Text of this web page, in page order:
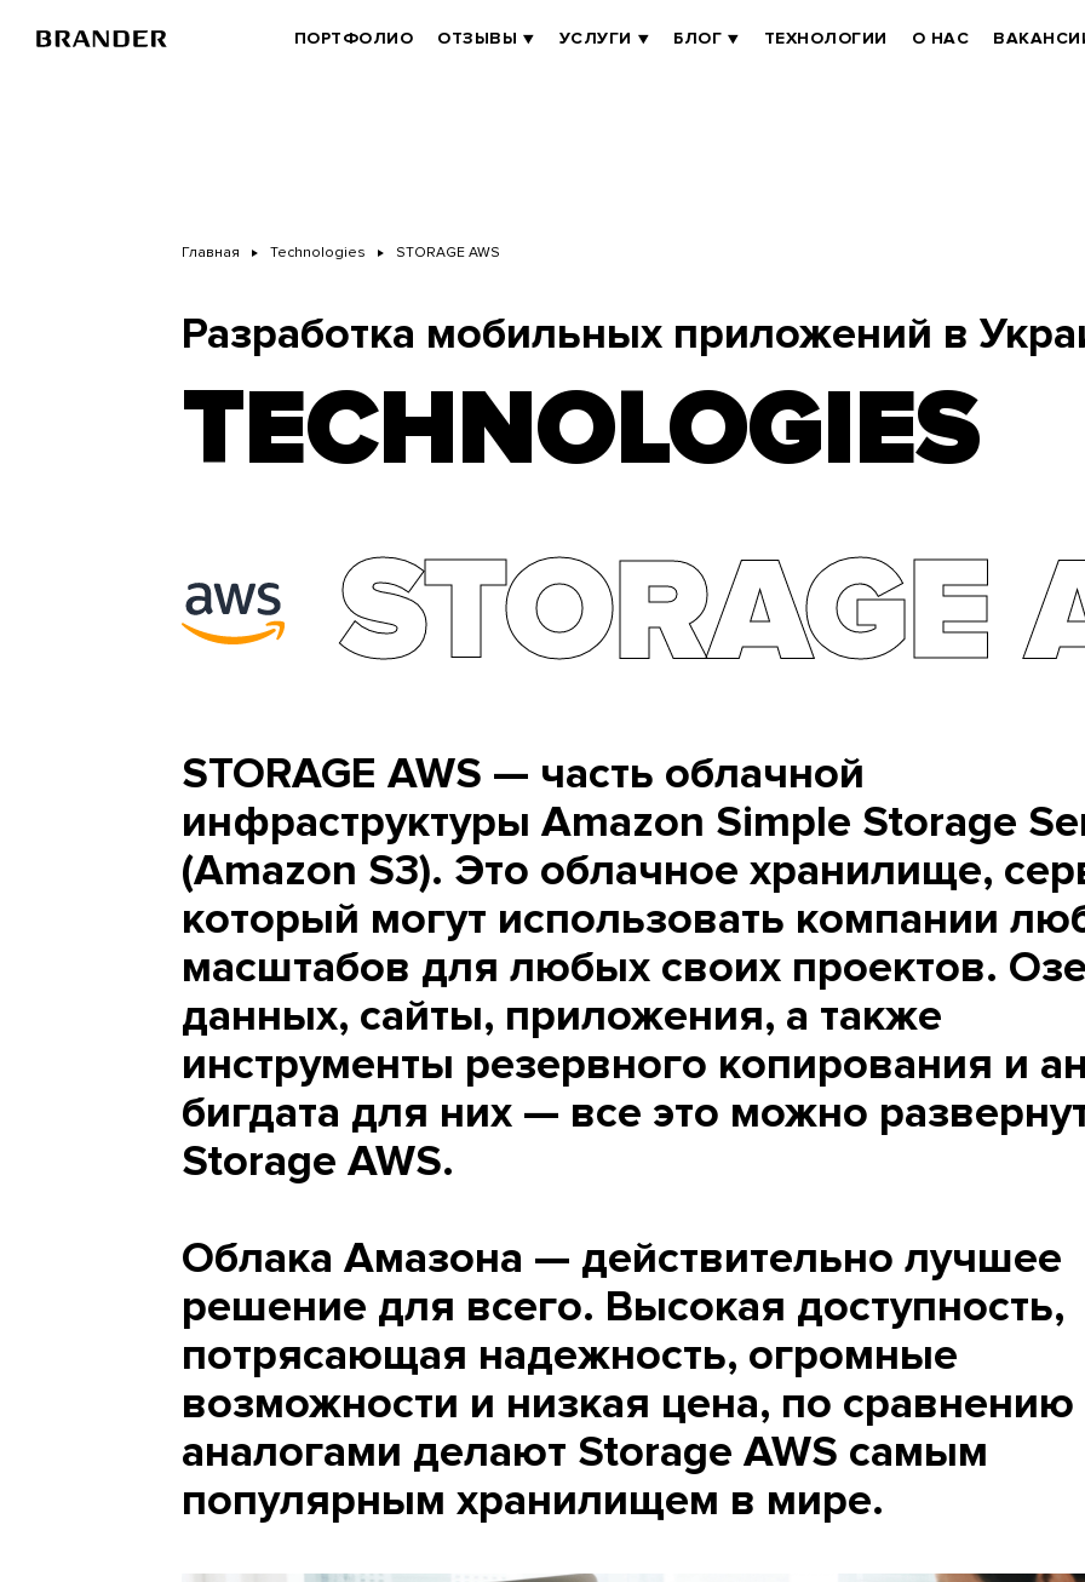
BRANDER
ПОРТФОЛИО ОТЗЫВЫ УСЛУГИ БЛОГ ТЕХНОЛОГИИ О НАС
Главная Technologies STORAGE AWS
Разработка мобильных приложений в
TECHNOLOGIES
STORAGE
STORAGE AWS — часть облачной
инфраструктуры Amazon Simple Storage
(Amazon S3). Это облачное хранилище,
который могут использовать компании
масштабов для любых своих проектов.
данных, сайты, приложения, а также
инструменты резервного копирования и
бигдата для них — все это можно
Storage AWS.
Облака Амазона — действительно лучшее
решение для всего. Высокая доступность,
потрясающая надежность, огромные
возможности и низкая цена, по сравнению
аналогами делают Storage AWS самым
популярным хранилищем в мире.